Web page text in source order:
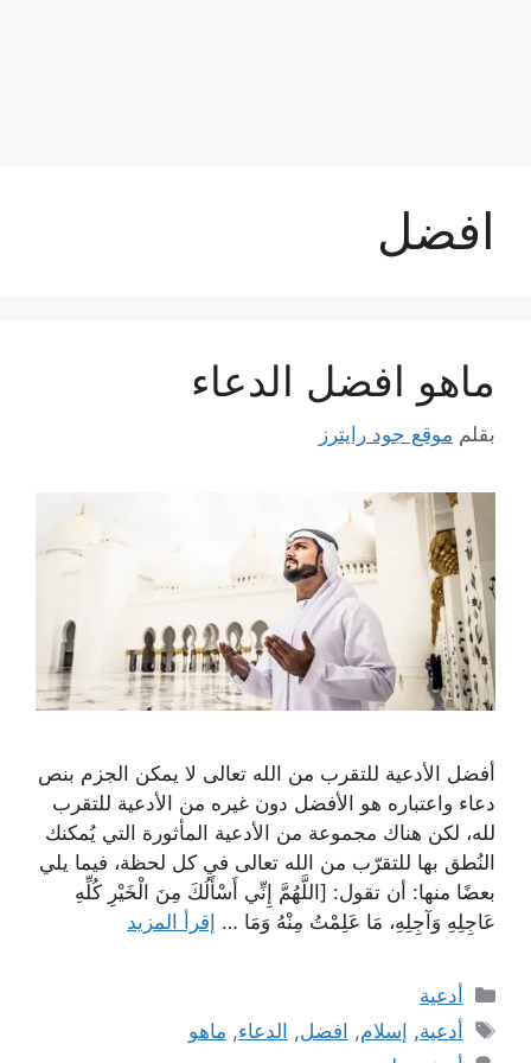
افضل
ماهو افضل الدعاء
بقلم موقع جود رايترز
أفضل الأدعية للتقرب من الله تعالى لا يمكن الجزم بنص
دعاء واعتباره هو الأفضل دون غيره من الأدعية للتقرب
لله، لكن هناك مجموعة من الأدعية المأثورة التي يُمكنك
النُطق بها للتقرّب من الله تعالى في كل لحظة، فيما يلي
بعضًا منها: أن تقول: [اللَّهُمَّ إِنِّي أَسْأَلُكَ مِنَ الْخَيْرِ كُلِّهِ
عَاجِلِهِ وَآجِلِهِ، مَا عَلِمْتُ مِنْهُ وَمَا … إقرأ المزيد
التصنيفات
أدعية
الوسوم
أدعية, إسلام, افضل, الدعاء, ماهو